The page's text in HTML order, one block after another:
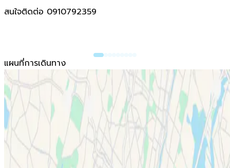
สนใจติดต่อ 0910792359
แผนที่การเดินทาง